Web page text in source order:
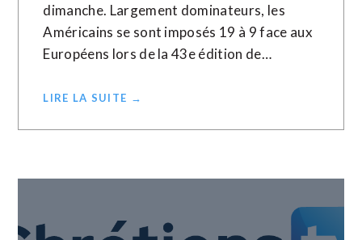
dimanche. Largement dominateurs, les
Américains se sont imposés 19 à 9 face aux
Européens lors de la 43e édition de…
LIRE LA SUITE →